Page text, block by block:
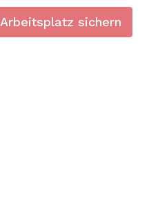
Arbeitsplatz sichern